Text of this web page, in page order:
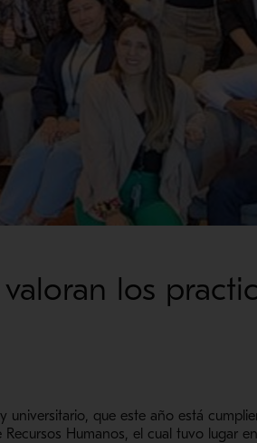
los
universitario, que este año está
Humanos, el cual tuvo lugar